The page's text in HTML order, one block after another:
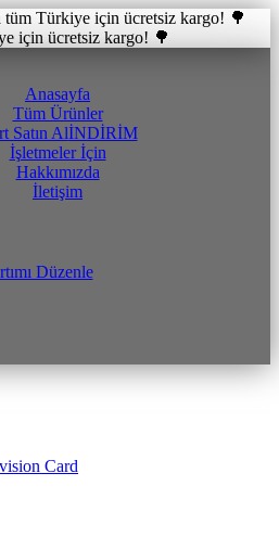
tüm Türkiye için ücretsiz kargo! 🌳
için ücretsiz kargo! 🌳
Anasayfa
Tüm Ürünler
Satın AlİNDİRİM
İşletmeler İçin
Hakkımızda
İletişim
Düzenle
Card